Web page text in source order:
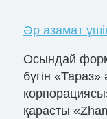
Әр азамат
Осындай
бүгін «Тараз»
қарасты